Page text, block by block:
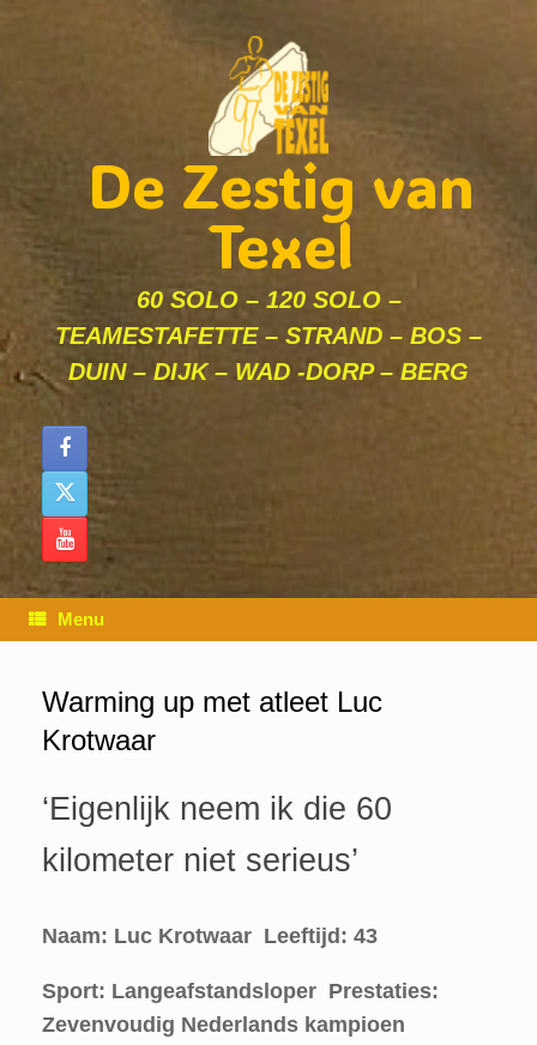
De Zestig van
Texel
60 SOLO – 120 SOLO –
TEAMESTAFETTE – STRAND – BOS –
DUIN – DIJK – WAD -DORP – BERG
Menu
Warming up met atleet Luc
Krotwaar
‘Eigenlijk neem ik die 60
kilometer niet serieus’
Naam: Luc Krotwaar Leeftijd: 43
Sport: Langeafstandsloper Prestaties:
Zevenvoudig Nederlands kampioen